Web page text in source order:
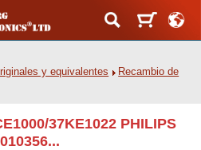
y equivalentes
Recambio de
37KE1022 PHILIPS